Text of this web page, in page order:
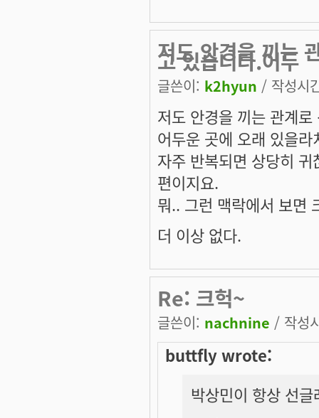
저도 안경을 끼는
고 있습니다.어두
글쓴이: k2hyun / 작성시
저도 안경을 끼는 관계
어두운 곳에 오래 있을
자주 반복되면 상당히
편이지요.
뭐.. 그런 맥락에서 보면
더 이상 없다.
Re: 크헉~
글쓴이: nachnine / 작성
buttfly wrote:
박상민이 항상 선